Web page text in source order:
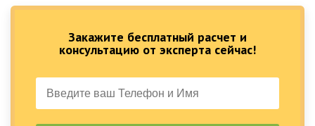
Закажите бесплатный расчет и
консультацию от эксперта сейчас!